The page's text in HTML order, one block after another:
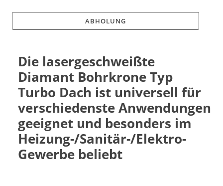
ABHOLUNG
Die lasergeschweißte
Diamant Bohrkrone Typ
Turbo Dach ist universell für
verschiedenste Anwendungen
geeignet und besonders im
Heizung-/Sanitär-/Elektro-
Gewerbe beliebt